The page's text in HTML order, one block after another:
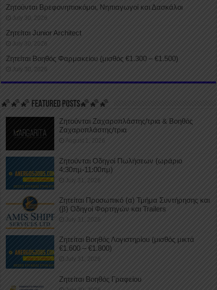
Ζητούνται Βρεφονηπιοκόμοι, Νηπιαγωγοί και Δασκάλοι
July 30, 2026
Ζητείται Junior Architect
July 30, 2026
Ζητείται Βοηθός Φαρμακείου (μισθός €1.300 – €1.500)
July 30, 2026
🌠🌠🌠 FEATURED POSTS🌠🌠🌠
Ζητούνται Ζαχαροπλάστης/τρια & Βοηθός
Ζαχαροπλάστης/τρια
August 1, 2026
Ζητούνται Οδηγοί Πωλήσεων (ωράριο
4:30πμ-11:00πμ)
July 31, 2026
Ζητείται Προσωπικό (α) Τμήμα Συντήρησης και
(β) Οδηγοί Φορτηγών και Trailers
July 31, 2026
Ζητείται Βοηθός Λογιστηρίου (μισθός μικτά
€1.600 – €1.800)
July 31, 2026
Ζητείται Βοηθός Γραφείου